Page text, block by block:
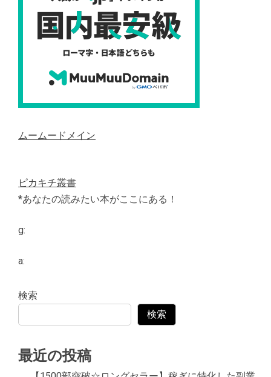
ムームードメイン
ピカキチ叢書
*あなたの読みたい本がここにある！
g:
a:
検索
検索
最近の投稿